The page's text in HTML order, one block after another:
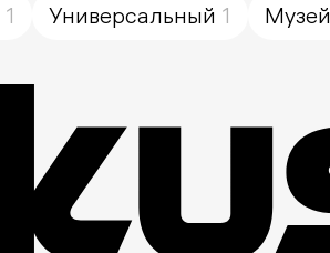
1 Универсальный 1 Музей